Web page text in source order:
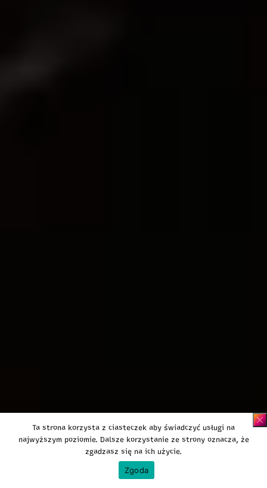
Ta strona korzysta z ciasteczek aby świadczyć usługi na
najwyższym poziomie. Dalsze korzystanie ze strony oznacza, że
zgadzasz się na ich użycie.
Zgoda